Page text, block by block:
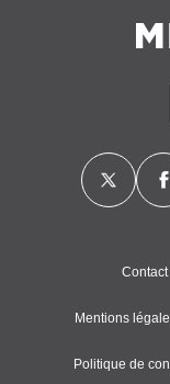
Contact
Mentions
Politique de